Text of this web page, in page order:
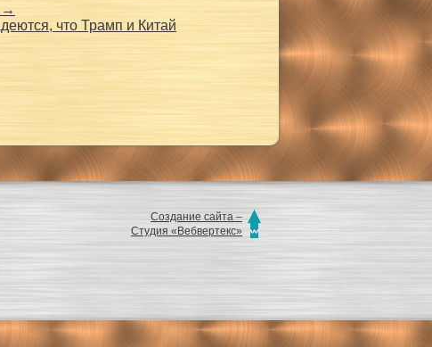
→
что Трамп и Китай
Создание сайта –
Студия «Вебвертекс»